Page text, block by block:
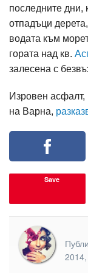
последните дни,
отпадъци
водата към
гората над кв.
залесена с
Изровен асфалт,
на Варна,
Save